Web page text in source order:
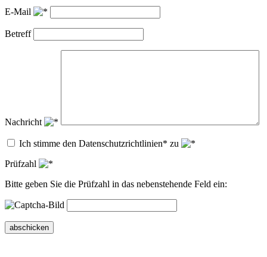
E-Mail
Betreff
Nachricht
Ich stimme den Datenschutzrichtlinien* zu
Prüfzahl
Bitte geben Sie die Prüfzahl in das nebenstehende Feld ein:
abschicken